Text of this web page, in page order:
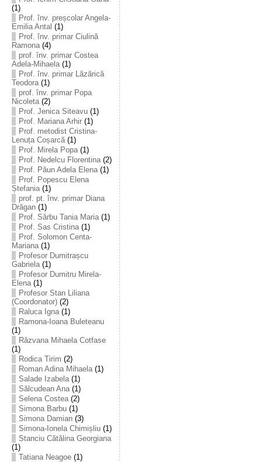
(1)
Prof. înv. preșcolar Angela-
Emilia Antal (1)
Prof. înv. primar Ciulină
Ramona(4)
prof. înv. primar Costea
Adela-Mihaela(1)
Prof. înv. primar Lăzărică
Teodora(1)
prof. înv. primar Popa
Nicoleta(2)
Prof. Jenica Siteavu(1)
Prof. Mariana Arhir(1)
Prof. metodist Cristina-
Lenuța Coșarcă(1)
Prof. Mirela Popa(1)
Prof. Nedelcu Florentina(2)
Prof. Păun Adela Elena(1)
Prof. Popescu Elena
Ștefania(1)
prof. pt. înv. primar Diana
Drăgan(1)
Prof. Sârbu Tania Maria(1)
Prof. Sas Cristina(1)
Prof. Solomon Centa-
Mariana(1)
Profesor Dumitrașcu
Gabriela(1)
Profesor Dumitru Mirela-
Elena(1)
Profesor Stan Liliana
(Coordonator)(2)
Raluca Igna(1)
Ramona-Ioana Buleteanu
(1)
Răzvana Mihaela Cotfase
(1)
Rodica Tirim (2)
Roman Adina Mihaela(1)
Salade Izabela(1)
Sălcudean Ana(1)
Selena Costea(2)
Simona Barbu(1)
Simona Damian(3)
Simona-Ionela Chimișliu(1)
Stanciu Cătălina Georgiana
(1)
Tatiana Neagoe(1)